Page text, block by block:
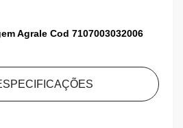
Agrale Cod 7107003032006